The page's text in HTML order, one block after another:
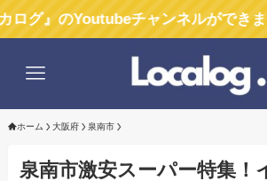
チャンネルができました！チ
ホーム 大阪府 泉南市
泉南市激安スーパー特集！